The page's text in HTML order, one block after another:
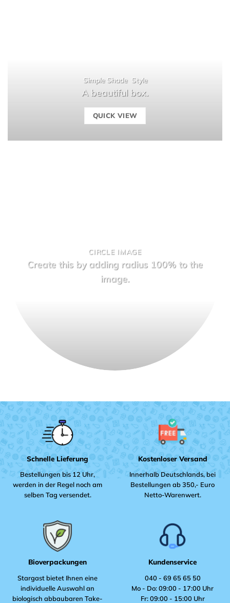
Simple Shade Style
A beautiful box.
QUICK VIEW
CIRCLE IMAGE
Create this by adding radius 100% to the
image.
Schnelle Lieferung
Bestellungen bis 12 Uhr,
werden in der Regel noch am
selben Tag versendet.
Kostenloser Versand
Innerhalb Deutschlands, bei
Bestellungen ab 350,- Euro
Netto-Warenwert.
Bioverpackungen
Stargast bietet Ihnen eine
individuelle Auswahl an
biologisch abbaubaren Take-
Kundenservice
040 - 69 65 65 50
Mo - Do: 09:00 - 17:00 Uhr
Fr: 09:00 - 15:00 Uhr